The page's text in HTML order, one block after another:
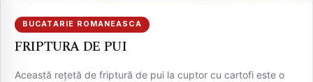
BUCATARIE ROMANEASCA
FRIPTURA DE PUI
Această rețetă de friptură de pui la cuptor cu cartofi este o